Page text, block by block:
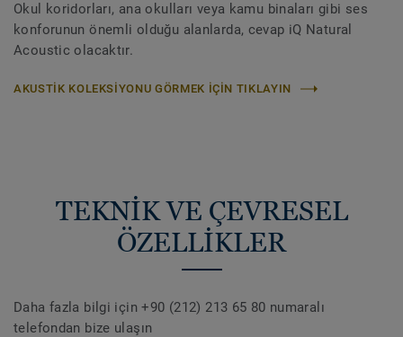
Okul koridorları, ana okulları veya kamu binaları gibi ses
konforunun önemli olduğu alanlarda, cevap iQ Natural
Acoustic olacaktır.
AKUSTIK KOLEKSIYONU GÖRMEK IÇIN TIKLAYIN
TEKNİK VE ÇEVRESEL
ÖZELLİKLER
Daha fazla bilgi için +90 (212) 213 65 80 numaralı
telefondan bize ulaşın